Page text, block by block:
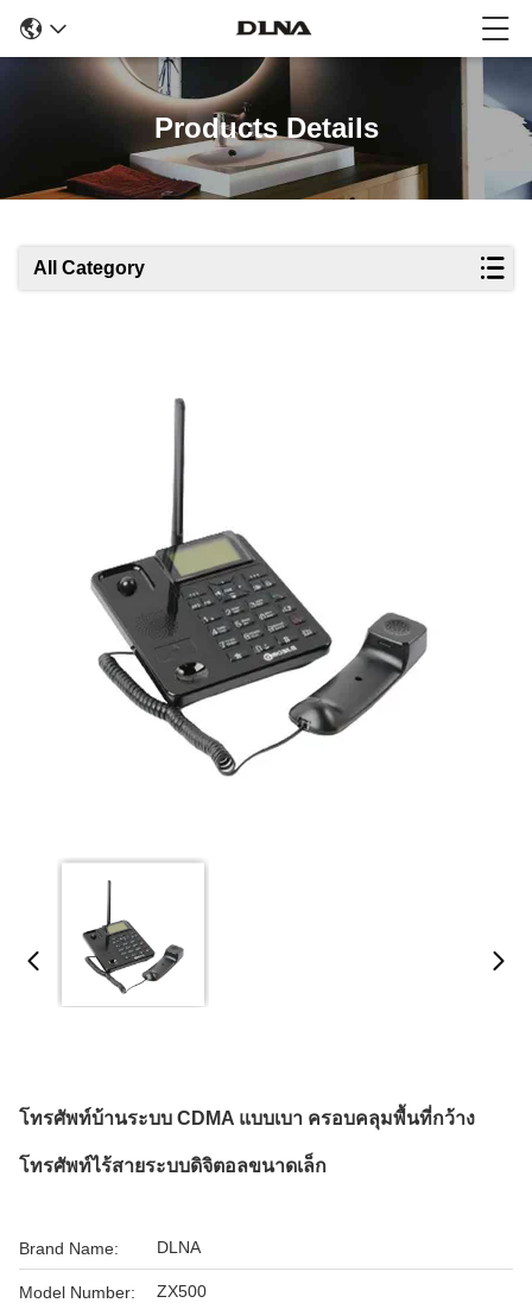
Products Details
All Category
โทรศัพท์บ้านระบบ CDMA แบบเบา ครอบคลุมพื้นที่กว้าง
โทรศัพท์ไร้สายระบบดิจิตอลขนาดเล็ก
Brand Name: DLNA
Model Number: ZX500